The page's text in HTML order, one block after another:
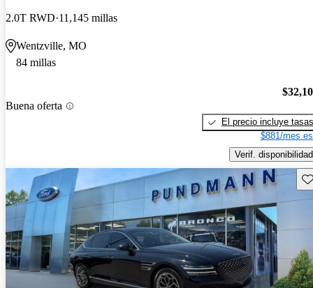
2.0T RWD 11,145 millas
Wentzville, MO
84 millas
Buena oferta
El precio incluye tasas
$881/mes
Verif. disponibilidad